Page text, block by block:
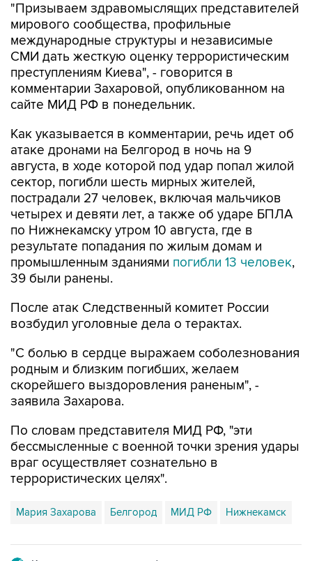
"Призываем здравомыслящих представителей
мирового сообщества, профильные
международные структуры и независимые
СМИ дать жесткую оценку террористическим
преступлениям Киева", - говорится в
комментарии Захаровой, опубликованном на
сайте МИД РФ в понедельник.
Как указывается в комментарии, речь идет об
атаке дронами на Белгород в ночь на 9
августа, в ходе которой под удар попал жилой
сектор, погибли шесть мирных жителей,
пострадали 27 человек, включая мальчиков
четырех и девяти лет, а также об ударе БПЛА
по Нижнекамску утром 10 августа, где в
результате попадания по жилым домам и
промышленным зданиями погибли 13 человек,
39 были ранены.
После атак Следственный комитет России
возбудил уголовные дела о терактах.
"С болью в сердце выражаем соболезнования
родным и близким погибших, желаем
скорейшего выздоровления раненым", -
заявила Захарова.
По словам представителя МИД РФ, "эти
бессмысленные с военной точки зрения удары
враг осуществляет сознательно в
террористических целях".
Мария Захарова Белгород МИД РФ Нижнекамск